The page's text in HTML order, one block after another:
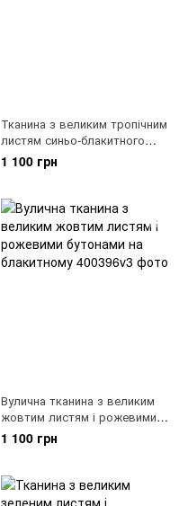
Тканина з великим тропічним
листям синьо-блакитного
кольору, 400396v5
1 100 грн
Вулична тканина з великим
жовтим листям і рожевими
бутонами на блакитному,
400396v3
1 100 грн